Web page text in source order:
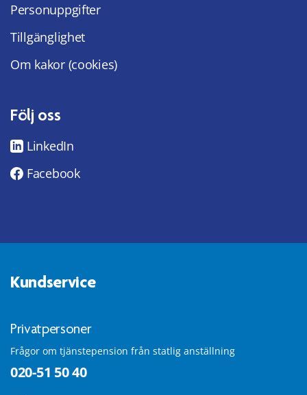
Personuppgifter
Tillgänglighet
Om kakor (cookies)
Följ oss
LinkedIn
Facebook
Kundservice
Privatpersoner
Frågor om tjänstepension från statlig anställning
020-51 50 40